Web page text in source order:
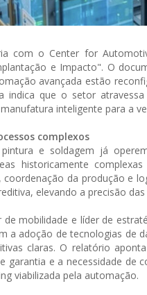
com o Center for
e Impacto". O
avançada estão
indica que o setor
inteligente para a
complexos
e soldagem já
historicamente
da produção e
elevando a precisão
de mobilidade e líder de
a adoção de tecnologias de
claras. O relatório
garantia e a necessidade
viabilizada pela automação.